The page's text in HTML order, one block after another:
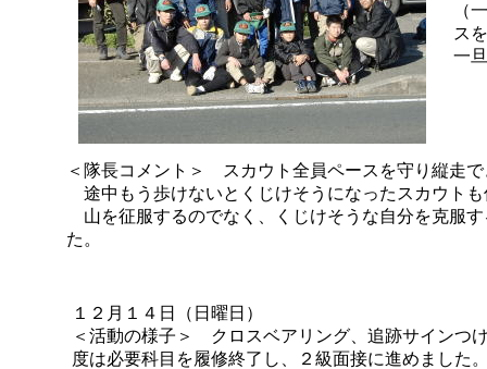
（
ス
一
＜隊長コメント＞ スカウト全員ペースを守り縦走
途中もう歩けないとくじけそうになったスカウト
山を征服するのでなく、くじけそうな自分を克服
た。
１２月１４日（日曜日）
＜活動の様子＞ クロスベアリング、追跡サインつ
度は必要科目を履修終了し、２級面接に進めました